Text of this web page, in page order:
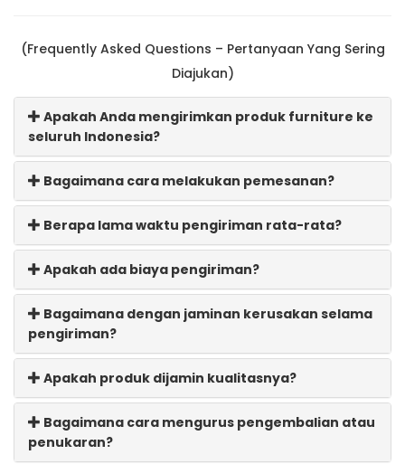
(Frequently Asked Questions – Pertanyaan Yang Sering
Diajukan)
Apakah Anda mengirimkan produk furniture ke
seluruh Indonesia?
Bagaimana cara melakukan pemesanan?
Berapa lama waktu pengiriman rata-rata?
Apakah ada biaya pengiriman?
Bagaimana dengan jaminan kerusakan selama
pengiriman?
Apakah produk dijamin kualitasnya?
Bagaimana cara mengurus pengembalian atau
penukaran?